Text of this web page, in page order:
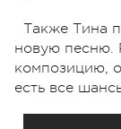
Также Тина
новую песню.
композицию,
есть все